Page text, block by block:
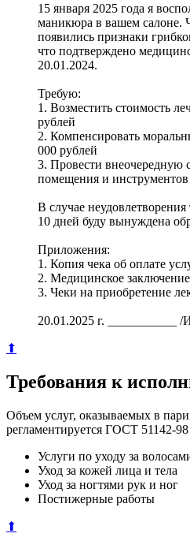
15 января 2025 года я
маникюра в вашем салоне.
появились признаки
что подтверждено
20.01.2024.
Требую:
1. Возместить стоимость
рублей
2. Компенсировать
000 рублей
3. Провести внеочередную
помещения и инструментов
В случае
10 дней буду вынуждена
Приложения:
1. Копия чека об оплате
2. Медицинское заключение
3. Чеки на приобретение
20.01.2025 г. ___________
⬆
Требования к
Объем услуг, оказываемых в
регламентируется ГОСТ 51142-
Услуги по уходу за
Уход за кожей лица и тела
Уход за ногтями рук и ног
Постижерные работы
⬆